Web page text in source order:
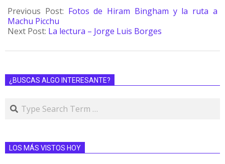
Previous Post: Fotos de Hiram Bingham y la ruta a
Machu Picchu
Next Post: La lectura – Jorge Luis Borges
¿BUSCAS ALGO INTERESANTE?
LOS MÁS VISTOS HOY